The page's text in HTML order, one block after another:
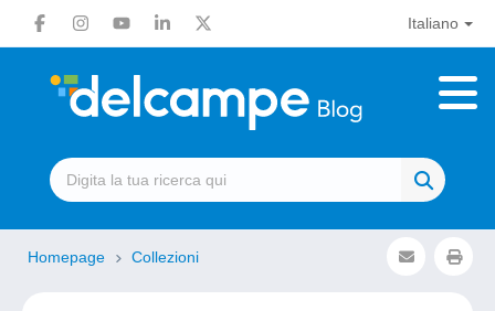
Italiano
Homepage Collezioni